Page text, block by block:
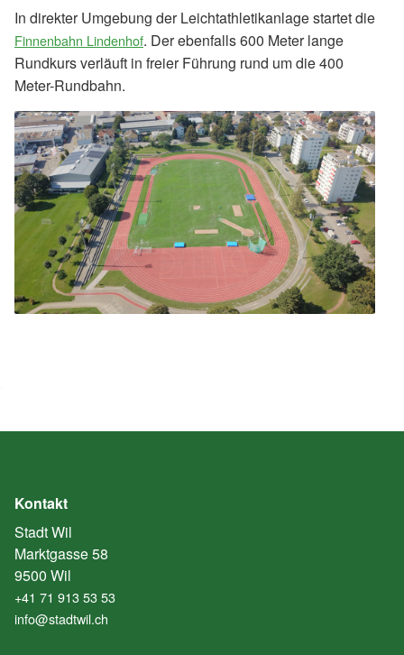
In direkter Umgebung der Leichtathletikanlage startet die
Finnenbahn Lindenhof. Der ebenfalls 600 Meter lange
Rundkurs verläuft in freier Führung rund um die 400
Meter-Rundbahn.
Kontakt
Stadt Wil
Marktgasse 58
9500 Wil
+41 71 913 53 53
info@stadtwil.ch